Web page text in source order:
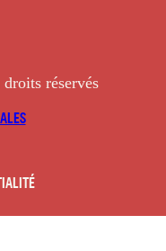
réservés